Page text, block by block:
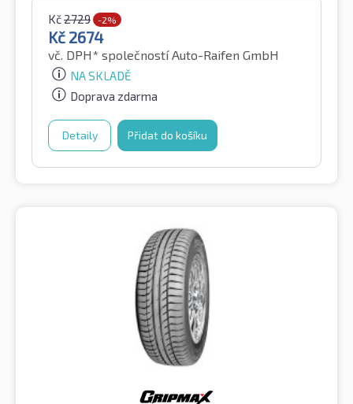
Kč2729 -2%
Kč 2674
vč. DPH* společností Auto-Raifen GmbH
NA SKLADĚ
Doprava zdarma
Detaily Přidat do košíku